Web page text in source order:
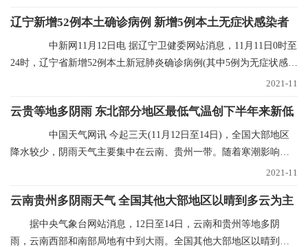
辽宁新增52例本土确诊病例 新增5例本土无症状感染者
中新网11月12日电 据辽宁卫健委网站消息，11月11日0时至
24时，辽宁省新增52例本土新冠肺炎确诊病例(其中5例为无症状感染
2021-11
云贵等地多阴雨 东北部分地区最低气温创下半年来新低
中国天气网讯 今起三天(11月12日至14日)，全国大部地区
降水较少，阴雨天气主要集中在云南、贵州一带。随着寒潮影响结
2021-11
云南贵州多阴雨天气 全国其他大部地区以晴到多云为主
据中央气象台网站消息，12日至14日，云南和贵州等地多阴
雨，云南西部和南部局地有中到大雨。全国其他大部地区以晴到多